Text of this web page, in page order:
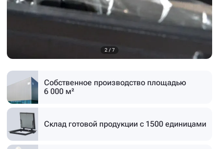
3 / 7
Собственное производство площадью
6 000 м²
Склад готовой продукции с 1500 единицами